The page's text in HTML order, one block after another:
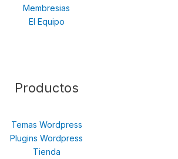
Membresias
El Equipo
Productos
Temas Wordpress
Plugins Wordpress
Tienda